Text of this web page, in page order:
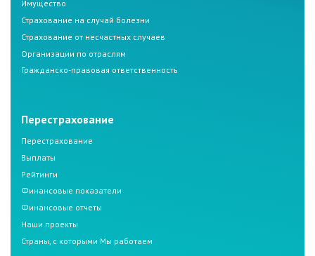
Имущество
Страхование на случай болезни
Страхование от несчастных случаев
Организации по отраслям
Гражданско-правовая ответственность
Перестрахование
Перестрахование
Выплаты
Рейтинги
Финансовые показатели
Финансовые отчеты
Наши проекты
Страны, с которыми Мы работаем